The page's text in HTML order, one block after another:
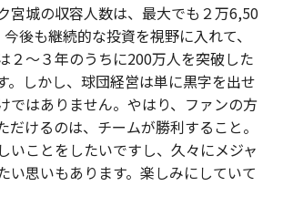
宮城の収容人数は、最大でも２万6,50
後も継続的な投資を視野に入れて、
２〜３年のうちに200万人を突破した
。しかし、球団経営は単に黒字を出せ
ではありません。やはり、ファンの方
だけるのは、チームが勝利すること。
いことをしたいですし、久々にメジャ
い思いもあります。楽しみにしていて